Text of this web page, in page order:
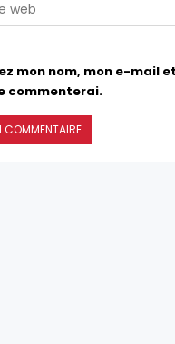
mon nom, mon e-mail
commenterai.